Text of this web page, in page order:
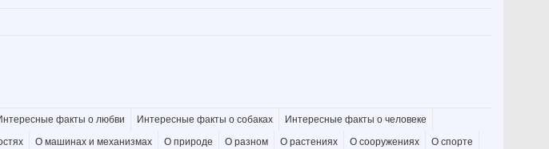
факты о любви Интересные факты о собаках
Интересные факты о человеке
О машинах и механизмах О природе О разном О растениях О сооружениях
О спорте